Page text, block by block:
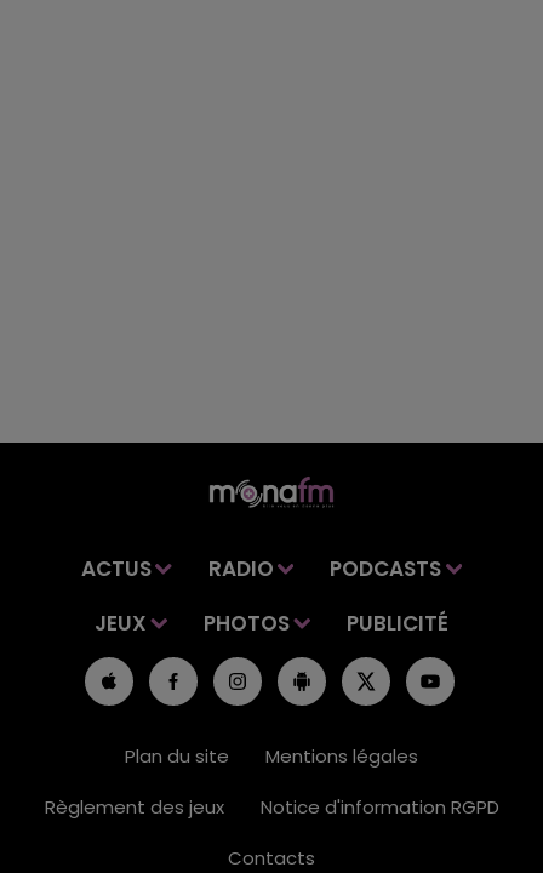
ACTUS RADIO
PODCASTS
JEUX
PHOTOS PUBLICITÉ
Plan du site
Mentions légales
Règlement des jeux
Notice d'information RGPD
Contacts